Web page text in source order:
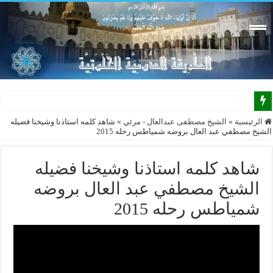
الرئيسية » الشيخ مصطفى عبدالعال - مرئي » شاهد كلمه استاذنا وشيخنا فضيله
الشيخ مصطفي عبد العال بروضه شمياطس رحله 2015
شاهد كلمه استاذنا وشيخنا فضيله
الشيخ مصطفي عبد العال بروضه
شمياطس رحله 2015